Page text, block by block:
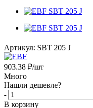
Артикул: SBT 205 J
903.38 ₽/шт
Много
Нашли дешевле?
-
В корзину